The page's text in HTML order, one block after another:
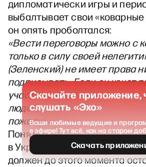
дипломатически игры и
выбалтывает свои
он опять проболтался:
«Вести переговоры можно с
только в силу своей
(Зеленский) не имеет права
подписывать. Если он хочет
участие в переговорах, я
людей, которые будут эти
пожалуйста».
Понятно, что пока не
в Украине не будет.
должен до этого момента
Скачайте приложение,
слушать «Эхо»
Ваши любимые ведущие и
в эфире! Тут всё, как на старом
Скачать